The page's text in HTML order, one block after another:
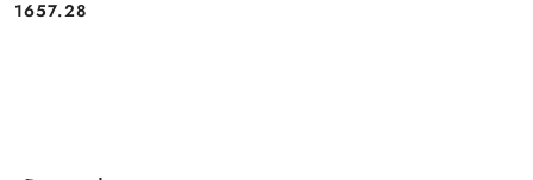
Cena:
1657.28